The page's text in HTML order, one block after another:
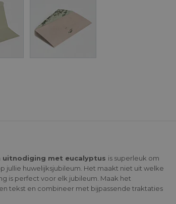
met eucalyptus is superleuk om
jullie huwelijksjubileum. Het maakt niet uit welke
is perfect voor elk jubileum. Maak het
tekst en combineer met bijpassende traktaties